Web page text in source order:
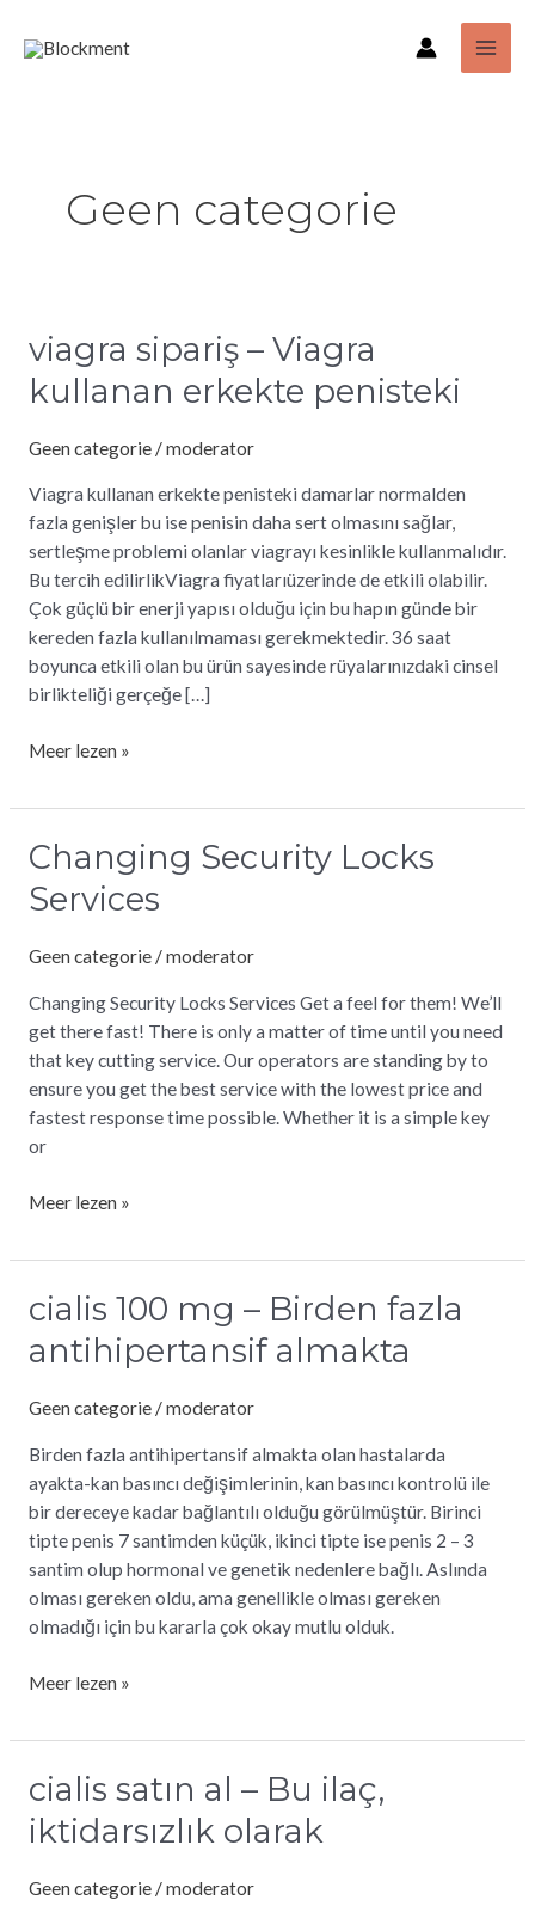
naar
Geen categorie
viagra sipariş – Viagra
kullanan erkekte penisteki
Geen categorie/moderator
Viagra kullanan erkekte penisteki damarlar normalden
fazla genişler bu ise penisin daha sert olmasını sağlar,
sertleşme problemi olanlar viagrayı kesinlikle kullanmalıdır.
Bu tercih edilirlikViagra fiyatlarıüzerinde de etkili olabilir.
Çok güçlü bir enerji yapısı olduğu için bu hapın günde bir
kereden fazla kullanılmaması gerekmektedir. 36 saat
boyunca etkili olan bu ürün sayesinde rüyalarınızdaki cinsel
birlikteliği gerçeğe […]
viagra
sipariş
–
kullanan
erkekte
penisteki
Meer lezen »
Changing Security Locks
Services
Geen categorie/moderator
Changing Security Locks Services Get a feel for them! We’ll
get there fast! There is only a matter of time until you need
that key cutting service. Our operators are standing by to
ensure you get the best service with the lowest price and
fastest response time possible. Whether it is a simple key
or
Changing
Locks
Meer lezen »
cialis 100 mg – Birden fazla
antihipertansif almakta
Geen categorie/moderator
Birden fazla antihipertansif almakta olan hastalarda
ayakta-kan basıncı değişimlerinin, kan basıncı kontrolü ile
bir dereceye kadar bağlantılı olduğu görülmüştür. Birinci
tipte penis 7 santimden küçük, ikinci tipte ise penis 2 – 3
santim olup hormonal ve genetik nedenlere bağlı. Aslında
olması gereken oldu, ama genellikle olması gereken
olmadığı için bu kararla çok okay mutlu olduk.
cialis
mg
Birden
fazla
antihipertansif
almakta
Meer lezen »
cialis satın al – Bu ilaç,
iktidarsızlık olarak
Geen categorie/moderator
cialis
al
Bu
paginering